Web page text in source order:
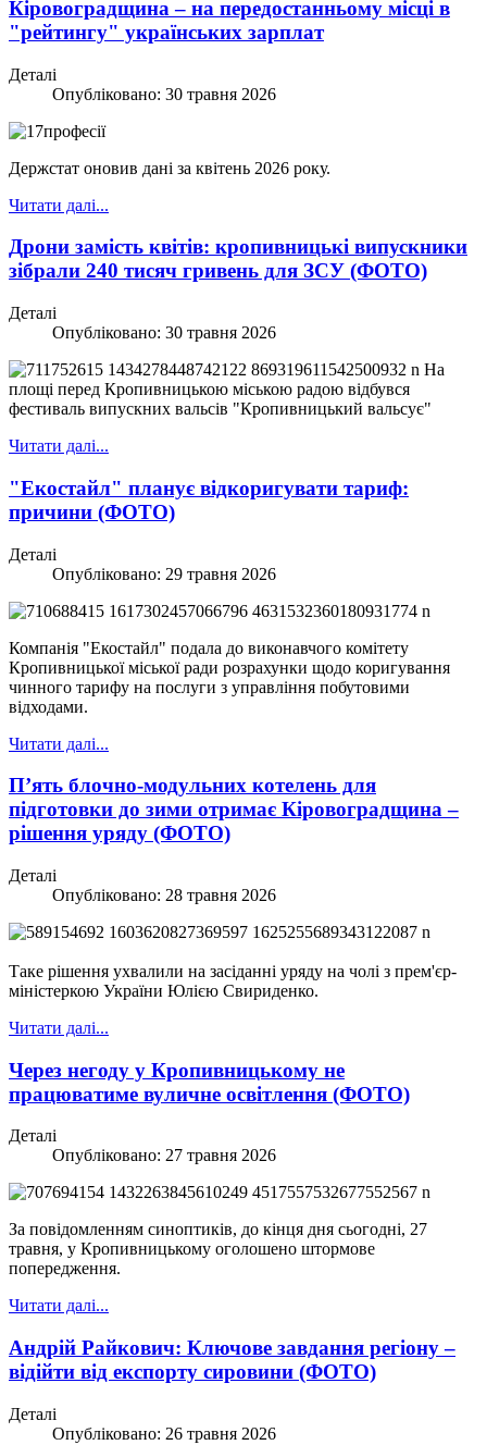
Кіровоградщина – на передостанньому місці в
"рейтингу" українських зарплат
Деталі
Опубліковано: 30 травня 2026
Держстат оновив дані за квітень 2026 року.
Читати далі...
Дрони замість квітів: кропивницькі випускники
зібрали 240 тисяч гривень для ЗСУ (ФОТО)
Деталі
Опубліковано: 30 травня 2026
На
площі перед Кропивницькою міською радою відбувся
фестиваль випускних вальсів "Кропивницький вальсує"
Читати далі...
"Екостайл" планує відкоригувати тариф:
причини (ФОТО)
Деталі
Опубліковано: 29 травня 2026
Компанія "Екостайл" подала до виконавчого комітету
Кропивницької міської ради розрахунки щодо коригування
чинного тарифу на послуги з управління побутовими
відходами.
Читати далі...
П’ять блочно-модульних котелень для
підготовки до зими отримає Кіровоградщина –
рішення уряду (ФОТО)
Деталі
Опубліковано: 28 травня 2026
Таке рішення ухвалили на засіданні уряду на чолі з прем'єр-
міністеркою України Юлією Свириденко.
Читати далі...
Через негоду у Кропивницькому не
працюватиме вуличне освітлення (ФОТО)
Деталі
Опубліковано: 27 травня 2026
За повідомленням синоптиків, до кінця дня сьогодні, 27
травня, у Кропивницькому оголошено штормове
попередження.
Читати далі...
Андрій Райкович: Ключове завдання регіону –
відійти від експорту сировини (ФОТО)
Деталі
Опубліковано: 26 травня 2026